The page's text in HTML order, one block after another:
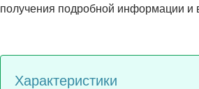
получения подробной информации и
Характеристики